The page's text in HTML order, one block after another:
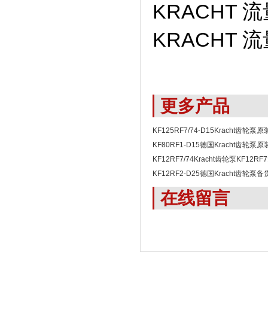
KRACHT
KRACHT
更多产品
KF125RF7/74-D15Kracht齿轮泵原
大量现货技术全面
KF80RF1-D15德国Kracht齿轮泵原
1周内交货
KF12RF7/74Kracht齿轮泵
1周发货
KF12RF2-D25德国Kracht齿轮泵备
组1周交货
在线留言